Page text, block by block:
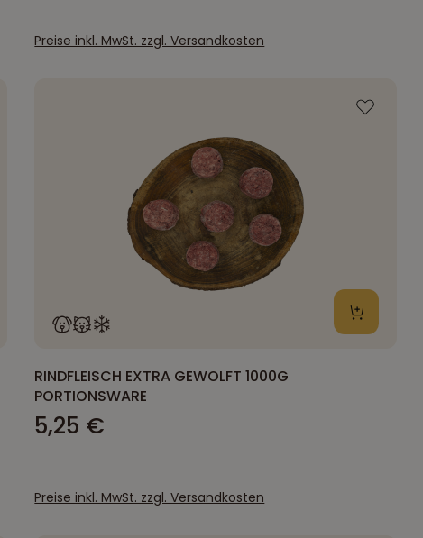
Preise inkl. MwSt. zzgl. Versandkosten
RINDFLEISCH EXTRA GEWOLFT 1000G
PORTIONSWARE
5,25 €
Preise inkl. MwSt. zzgl. Versandkosten